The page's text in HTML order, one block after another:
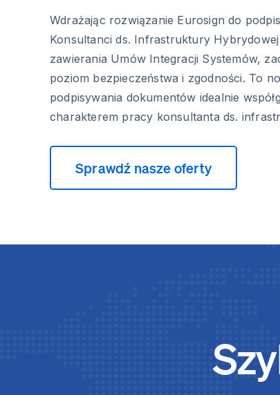
Wdrażając rozwiązanie Eurosign do
Konsultanci ds. Infrastruktury
zawierania Umów Integracji Systemów,
poziom bezpieczeństwa i zgodności. To
podpisywania dokumentów idealnie
charakterem pracy konsultanta ds.
Sprawdź nasze oferty